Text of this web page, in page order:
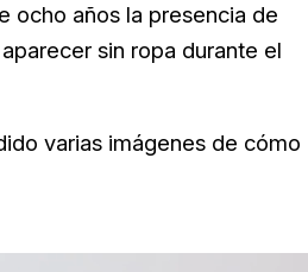
ocho años la presencia de
sin ropa durante el
varias imágenes de cómo